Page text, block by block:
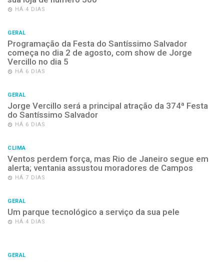
HÁ 4 DIAS
GERAL
Programação da Festa do Santíssimo Salvador
começa no dia 2 de agosto, com show de Jorge
Vercillo no dia 5
HÁ 6 DIAS
GERAL
Jorge Vercillo será a principal atração da 374ª Festa
do Santíssimo Salvador
HÁ 6 DIAS
CLIMA
Ventos perdem força, mas Rio de Janeiro segue em
alerta; ventania assustou moradores de Campos
HÁ 7 DIAS
GERAL
Um parque tecnológico a serviço da sua pele
HÁ 4 DIAS
GERAL